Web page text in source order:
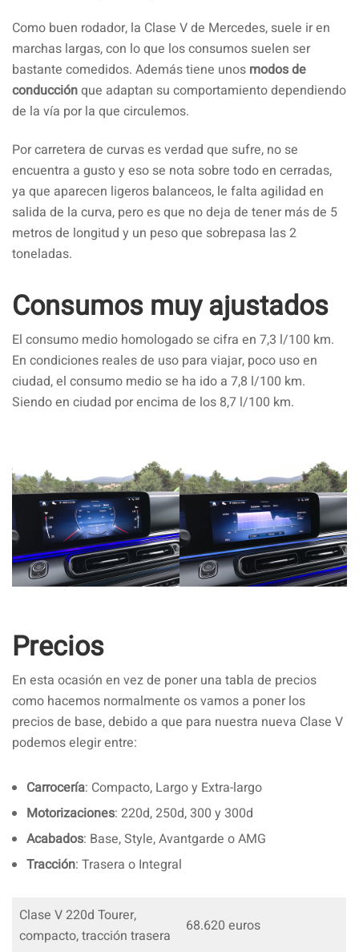
Como buen rodador, la Clase V de Mercedes, suele ir en
marchas largas, con lo que los consumos suelen ser
bastante comedidos. Además tiene unos modos de
conducciónque adaptan su comportamiento dependiendo
de la vía por la que circulemos.
Por carretera de curvas es verdad que sufre, no se
encuentra a gusto y eso se nota sobre todo en cerradas,
ya que aparecen ligeros balanceos, le falta agilidad en
salida de la curva, pero es que no deja de tener más de 5
metros de longitud y un peso que sobrepasa las 2
toneladas.
Consumos muy ajustados
El consumo medio homologado se cifra en 7,3 l/100 km.
En condiciones reales de uso para viajar, poco uso en
ciudad, el consumo medio se ha ido a 7,8 l/100 km.
Siendo en ciudad por encima de los 8,7 l/100 km.
Precios
En esta ocasión en vez de poner una tabla de precios
como hacemos normalmente os vamos a poner los
precios de base, debido a que para nuestra nueva Clase V
podemos elegir entre:
Carrocería: Compacto, Largo y Extra-largo
Motorizaciones: 220d, 250d, 300 y 300d
Acabados: Base, Style, Avantgarde o AMG
Tracción: Trasera o Integral
Clase V 220d Tourer,
compacto, tracción trasera
68.620 euros